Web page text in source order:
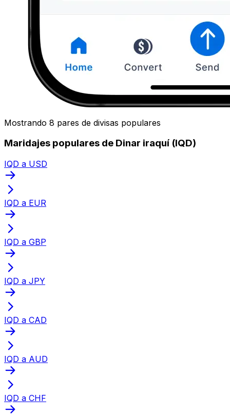
Mostrando 8 pares de divisas populares
Maridajes populares de Dinar iraquí (IQD)
IQD a USD
IQD a EUR
IQD a GBP
IQD a JPY
IQD a CAD
IQD a AUD
IQD a CHF